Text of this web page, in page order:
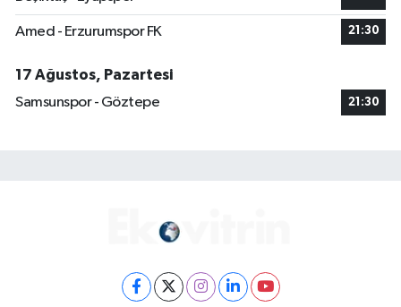
Amed - Erzurumspor FK 21:30
17 Ağustos, Pazartesi
Samsunspor - Göztepe
21:30